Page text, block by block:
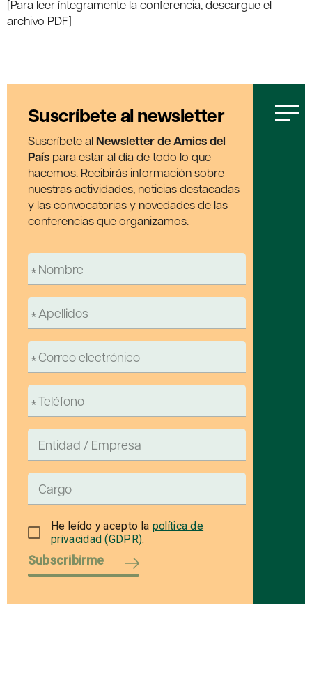
[Para leer íntegramente la conferencia, descargue el
archivo PDF]
Suscríbete al newsletter
Suscríbete al Newsletter de Amics del
País para estar al día de todo lo que
hacemos. Recibirás información sobre
nuestras actividades, noticias destacadas
y las convocatorias y novedades de las
conferencias que organizamos.
He leído y acepto la política de
privacidad (GDPR).
Subscribirme